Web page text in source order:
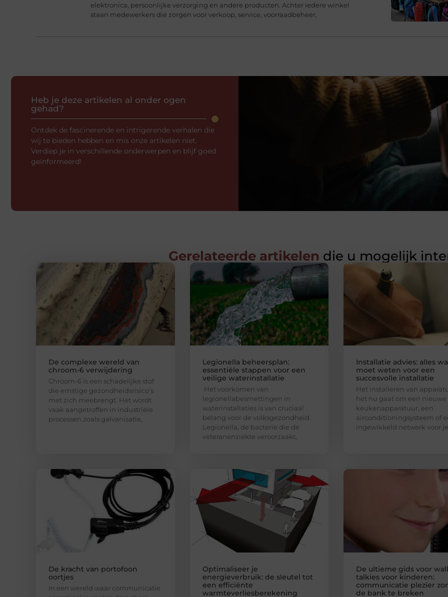
elektronica, persoonlijke verzorging en andere producten. Achter iedere winkel
staan medewerkers die zorgen voor verkoop, service, voorraadbeheer,
Heb je deze artikelen al onder ogen
gehad?
Ontdek de fascinerende en intrigerende verhalen die
wij te bieden hebben en mis onze artikelen niet.
Verdiep je in verschillende onderwerpen en blijf goed
geïnformeerd!
Gerelateerde artikelen die u mogelijk
De complexe wereld van
chroom-6 verwijdering
Chroom-6 is een schadelijke stof
die ernstige gezondheidsrisico’s
met zich meebrengt. Het wordt
vaak aangetroffen in industriële
processen zoals galvanisatie,
Legionella beheersplan:
essentiële stappen voor een
veilige waterinstallatie
Het voorkomen van
legionellabesmettingen in
waterinstallaties is van cruciaal
belang voor de volksgezondheid.
Legionella, de bacterie die de
veteranenziekte veroorzaakt,
Installatie advies: alles
moet weten voor een
succesvolle installatie
Het installeren van
het nu gaat om een nieuwe
keukenapparatuur, een
airconditioningsysteem of
ingewikkeld netwerk voor je
De kracht van portofoon
oortjes
In een wereld waar communicatie
Optimaliseer je
energieverbruik: de sleutel tot
een efficiënte
warmteverliesberekening
De ultieme gids voor
talkies voor kinderen:
communicatie plezier
de bank te breken